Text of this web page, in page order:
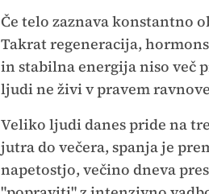
Če telo zaznava konstantno
Takrat regeneracija,
in stabilna energija niso več
ljudi ne živi v pravem
Veliko ljudi danes pride na
jutra do večera, spanja je
napetostjo, večino dneva